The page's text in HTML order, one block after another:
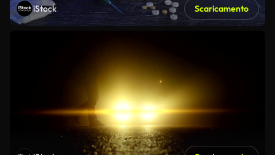
iStock Scaricamento